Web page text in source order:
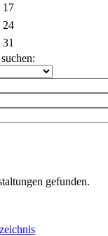
17
24
31
gefunden.